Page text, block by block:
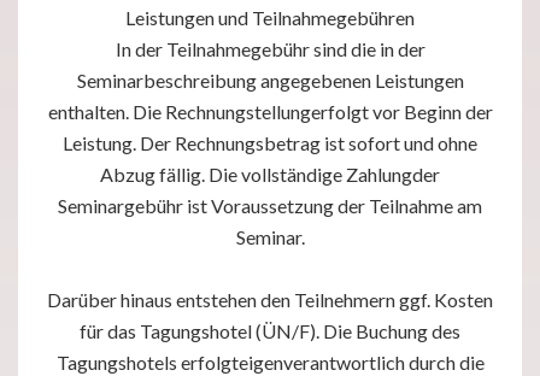
Leistungen und Teilnahmegebühren
In der Teilnahmegebühr sind die in der
Seminarbeschreibung angegebenen Leistungen
enthalten. Die Rechnungstellungerfolgt vor Beginn der
Leistung. Der Rechnungsbetrag ist sofort und ohne
Abzug fällig. Die vollständige Zahlungder
Seminargebühr ist Voraussetzung der Teilnahme am
Seminar.
Darüber hinaus entstehen den Teilnehmern ggf. Kosten
für das Tagungshotel (ÜN/F). Die Buchung des
Tagungshotels erfolgteigenverantwortlich durch die